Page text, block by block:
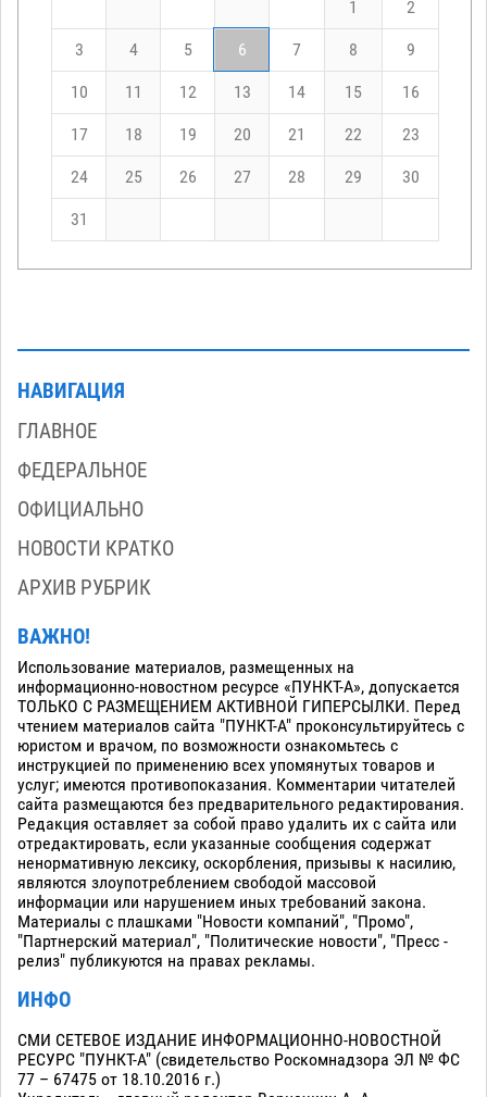
1 2
3 4 5 6 7 8 9
10 11 12 13 14 15 16
17 18 19 20 21 22 23
24 25 26 27 28 29 30
31
НАВИГАЦИЯ
ГЛАВНОЕ
ФЕДЕРАЛЬНОЕ
ОФИЦИАЛЬНО
НОВОСТИ КРАТКО
АРХИВ РУБРИК
ВАЖНО!
Использование материалов, размещенных на
информационно-новостном ресурсе «ПУНКТ-А», допускается
ТОЛЬКО С РАЗМЕЩЕНИЕМ АКТИВНОЙ ГИПЕРСЫЛКИ. Перед
чтением материалов сайта "ПУНКТ-А" проконсультируйтесь с
юристом и врачом, по возможности ознакомьтесь с
инструкцией по применению всех упомянутых товаров и
услуг; имеются противопоказания. Комментарии читателей
сайта размещаются без предварительного редактирования.
Редакция оставляет за собой право удалить их с сайта или
отредактировать, если указанные сообщения содержат
ненормативную лексику, оскорбления, призывы к насилию,
являются злоупотреблением свободой массовой
информации или нарушением иных требований закона.
Материалы с плашками "Новости компаний", "Промо",
"Партнерский материал", "Политические новости", "Пресс -
релиз" публикуются на правах рекламы.
ИНФО
СМИ СЕТЕВОЕ ИЗДАНИЕ ИНФОРМАЦИОННО-НОВОСТНОЙ
РЕСУРС "ПУНКТ-А" (свидетельство Роскомнадзора ЭЛ № ФС
77 – 67475 от 18.10.2016 г.)